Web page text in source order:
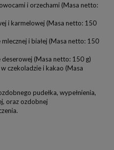
i orzechami (Masa netto:
i karmelowej (Masa netto: 150
i białej (Masa netto: 150
(Masa netto: 150 g)
czekoladzie i kakao (Masa
pudełka, wypełnienia,
oraz ozdobnej